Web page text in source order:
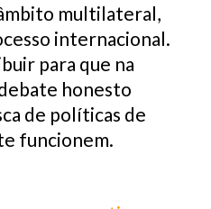
multilateral,
internacional.
para que na
honesto
de políticas de
funcionem.